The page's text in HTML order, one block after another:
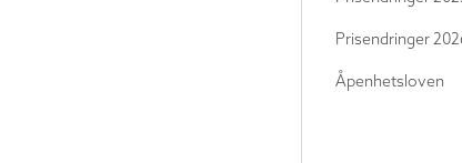
Prisendringer
Åpenhetsloven